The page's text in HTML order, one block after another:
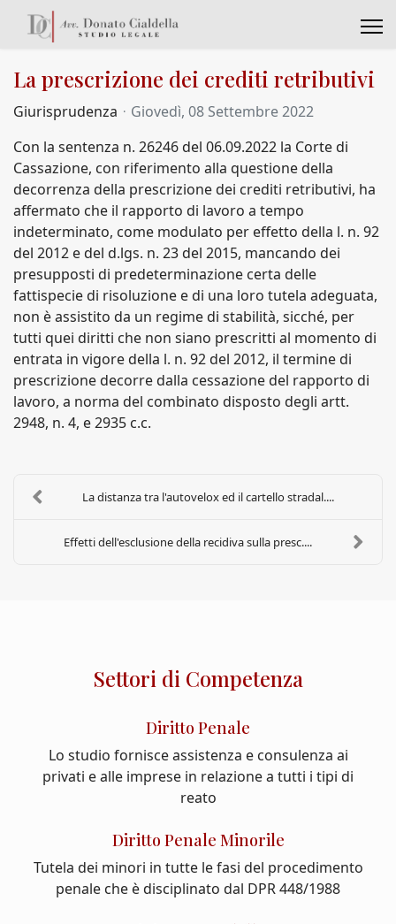
La prescrizione dei crediti retributivi
Giurisprudenza
Giovedì, 08 Settembre 2022
Con la sentenza n. 26246 del 06.09.2022 la Corte di
Cassazione, con riferimento alla questione della
decorrenza della prescrizione dei crediti retributivi, ha
affermato che il rapporto di lavoro a tempo
indeterminato, come modulato per effetto della l. n. 92
del 2012 e del d.lgs. n. 23 del 2015, mancando dei
presupposti di predeterminazione certa delle
fattispecie di risoluzione e di una loro tutela adeguata,
non è assistito da un regime di stabilità, sicché, per
tutti quei diritti che non siano prescritti al momento di
entrata in vigore della l. n. 92 del 2012, il termine di
prescrizione decorre dalla cessazione del rapporto di
lavoro, a norma del combinato disposto degli artt.
2948, n. 4, e 2935 c.c.
La distanza tra l'autovelox ed il cartello stradal....
Effetti dell'esclusione della recidiva sulla presc....
Settori di Competenza
Diritto Penale
Lo studio fornisce assistenza e consulenza ai
privati e alle imprese in relazione a tutti i tipi di
reato
Diritto Penale Minorile
Tutela dei minori in tutte le fasi del procedimento
penale che è disciplinato dal DPR 448/1988